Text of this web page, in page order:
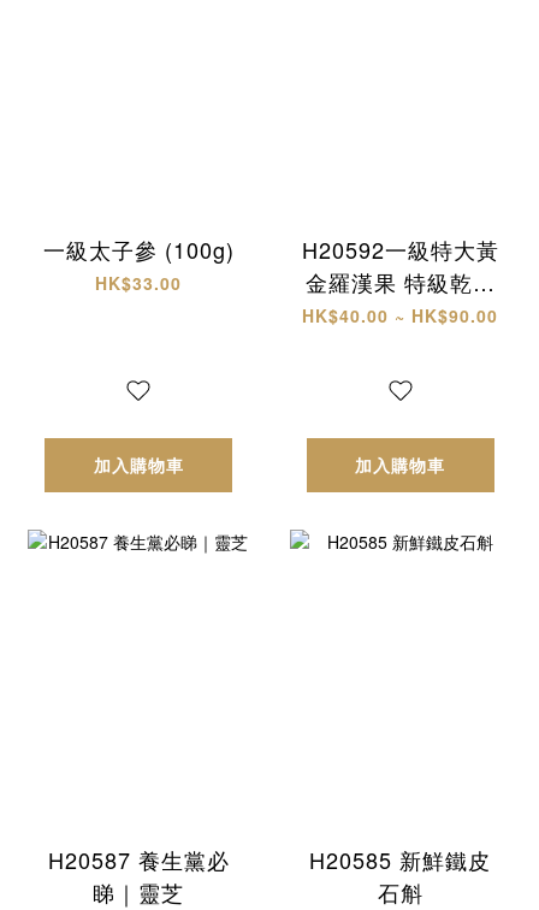
一級太子參 (100g)
HK$33.00
加入購物車
H20592一級特大黃
金羅漢果 特級乾椰
片
HK$40.00 ~ HK$90.00
加入購物車
H20587 養生黨必
睇｜靈芝
H20585 新鮮鐵皮
石斛